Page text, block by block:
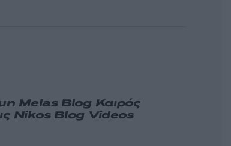
Melas Blog Καιρός
Nikos Blog Videos